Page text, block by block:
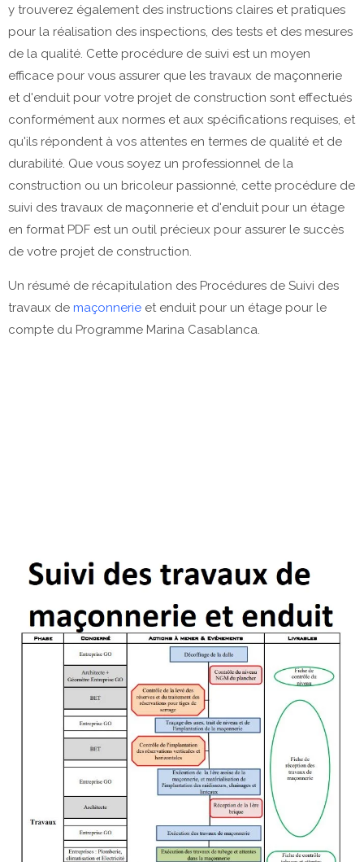
y trouverez également des instructions claires et pratiques
pour la réalisation des inspections, des tests et des mesures
de la qualité. Cette procédure de suivi est un moyen
efficace pour vous assurer que les travaux de maçonnerie
et d'enduit pour votre projet de construction sont effectués
conformément aux normes et aux spécifications requises, et
qu'ils répondent à vos attentes en termes de qualité et de
durabilité. Que vous soyez un professionnel de la
construction ou un bricoleur passionné, cette procédure de
suivi des travaux de maçonnerie et d'enduit pour un étage
en format PDF est un outil précieux pour assurer le succès
de votre projet de construction.
Un résumé de récapitulation des Procédures de Suivi des
travaux de maçonnerie et enduit pour un étage pour le
compte du Programme Marina Casablanca.